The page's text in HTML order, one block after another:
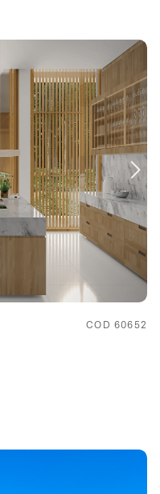
COD 60652